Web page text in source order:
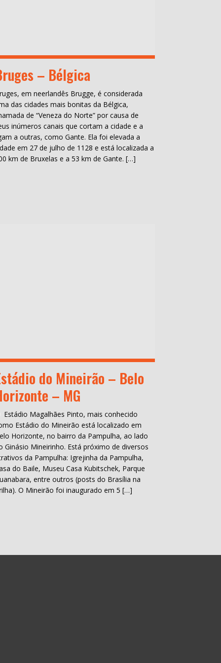
– Bélgica
em neerlandês Brugge, é considerada
das cidades mais bonitas da Bélgica,
de “Veneza do Norte” por causa de
inúmeros canais que cortam a cidade e a
a outras, como Gante. Ela foi elevada a
em 27 de julho de 1128 e está localizada a
km de Bruxelas e a 53 km de Gante. […]
do Mineirão – Belo
– MG
Estádio Magalhães Pinto, mais conhecido
Estádio do Mineirão está localizado em
Horizonte, no bairro da Pampulha, ao lado
Ginásio Mineirinho. Está próximo de diversos
da Pampulha: Igrejinha da Pampulha,
do Baile, Museu Casa Kubitschek, Parque
entre outros (posts do Brasília na
O Mineirão foi inaugurado em 5 […]